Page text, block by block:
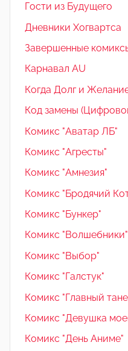
Гости из Будущего
Дневники Хогвартса
Завершенные
Карнавал AU
Когда Долг и
Код замены
Комикс "Аватар ЛБ"
Комикс "Агресты"
Комикс "Амнезия"
Комикс "Бродячий
Комикс "Бункер"
Комикс "Волшебники"
Комикс "Выбор"
Комикс "Галстук"
Комикс "Главный
Комикс "Девушка
Комикс "День Аниме"